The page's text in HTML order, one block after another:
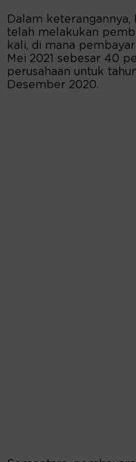
Dalam
telah melakukan
kali, di mana
Mei 2021 sebesar 40
perusahaan untuk
Desember 2020.